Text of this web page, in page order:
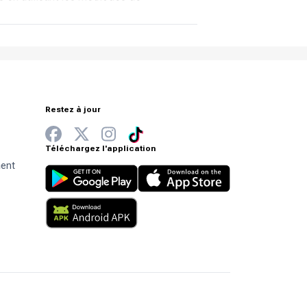
Restez à jour
Téléchargez l'application